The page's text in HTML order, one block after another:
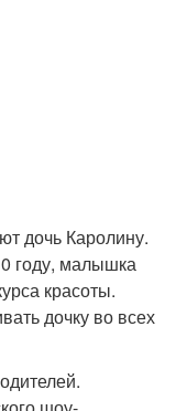
дочь Каролину.
году, малышка
красоты.
дочку во всех